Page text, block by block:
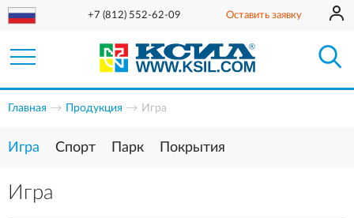
+7 (812) 552-62-09 Оставить заявку
Главная Продукция Игра
Игра
Игра Спорт Парк Покрытия